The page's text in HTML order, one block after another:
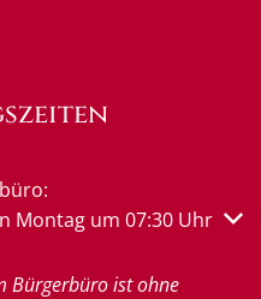
oder Schließzeiten
Montag um 07:30 Uhr
Bürgerbüro ist ohne